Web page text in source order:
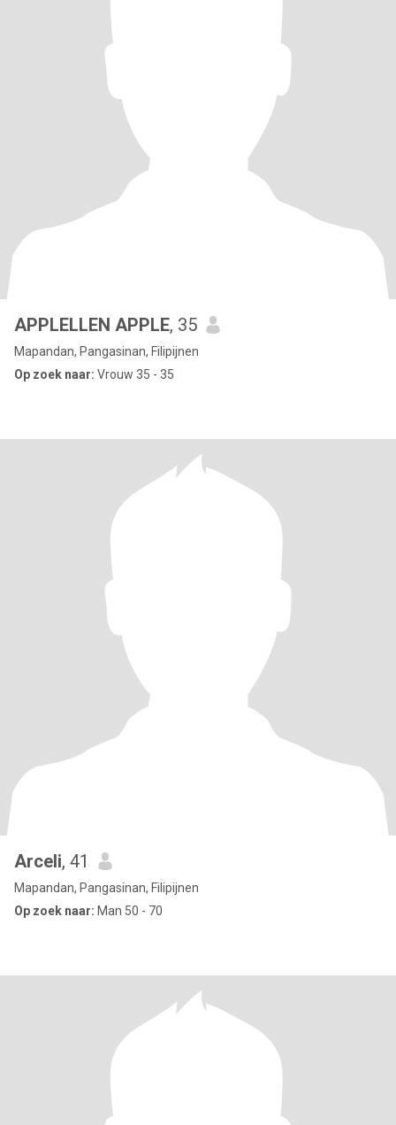
APPLELLEN APPLE, 35
Mapandan, Pangasinan, Filipijnen
Op zoek naar: Vrouw 35 - 35
Arceli, 41
Mapandan, Pangasinan, Filipijnen
Op zoek naar: Man 50 - 70